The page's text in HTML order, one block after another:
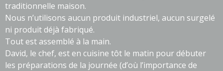
traditionnelle maison.
Nous n’utilisons aucun produit industriel, aucun surgelé
ni produit déjà fabriqué.
Tout est assemblé à la main.
David, le chef, est en cuisine tôt le matin pour débuter
les préparations de la journée (d’où l’importance de